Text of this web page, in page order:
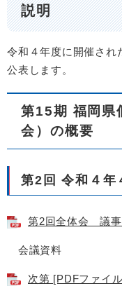
説明
令和４年度に開催され
公表します。
第15期 福岡県
会）の概要
第2回 令和４年
第2回全体会 議事
会議資料
次第 [PDFファイ